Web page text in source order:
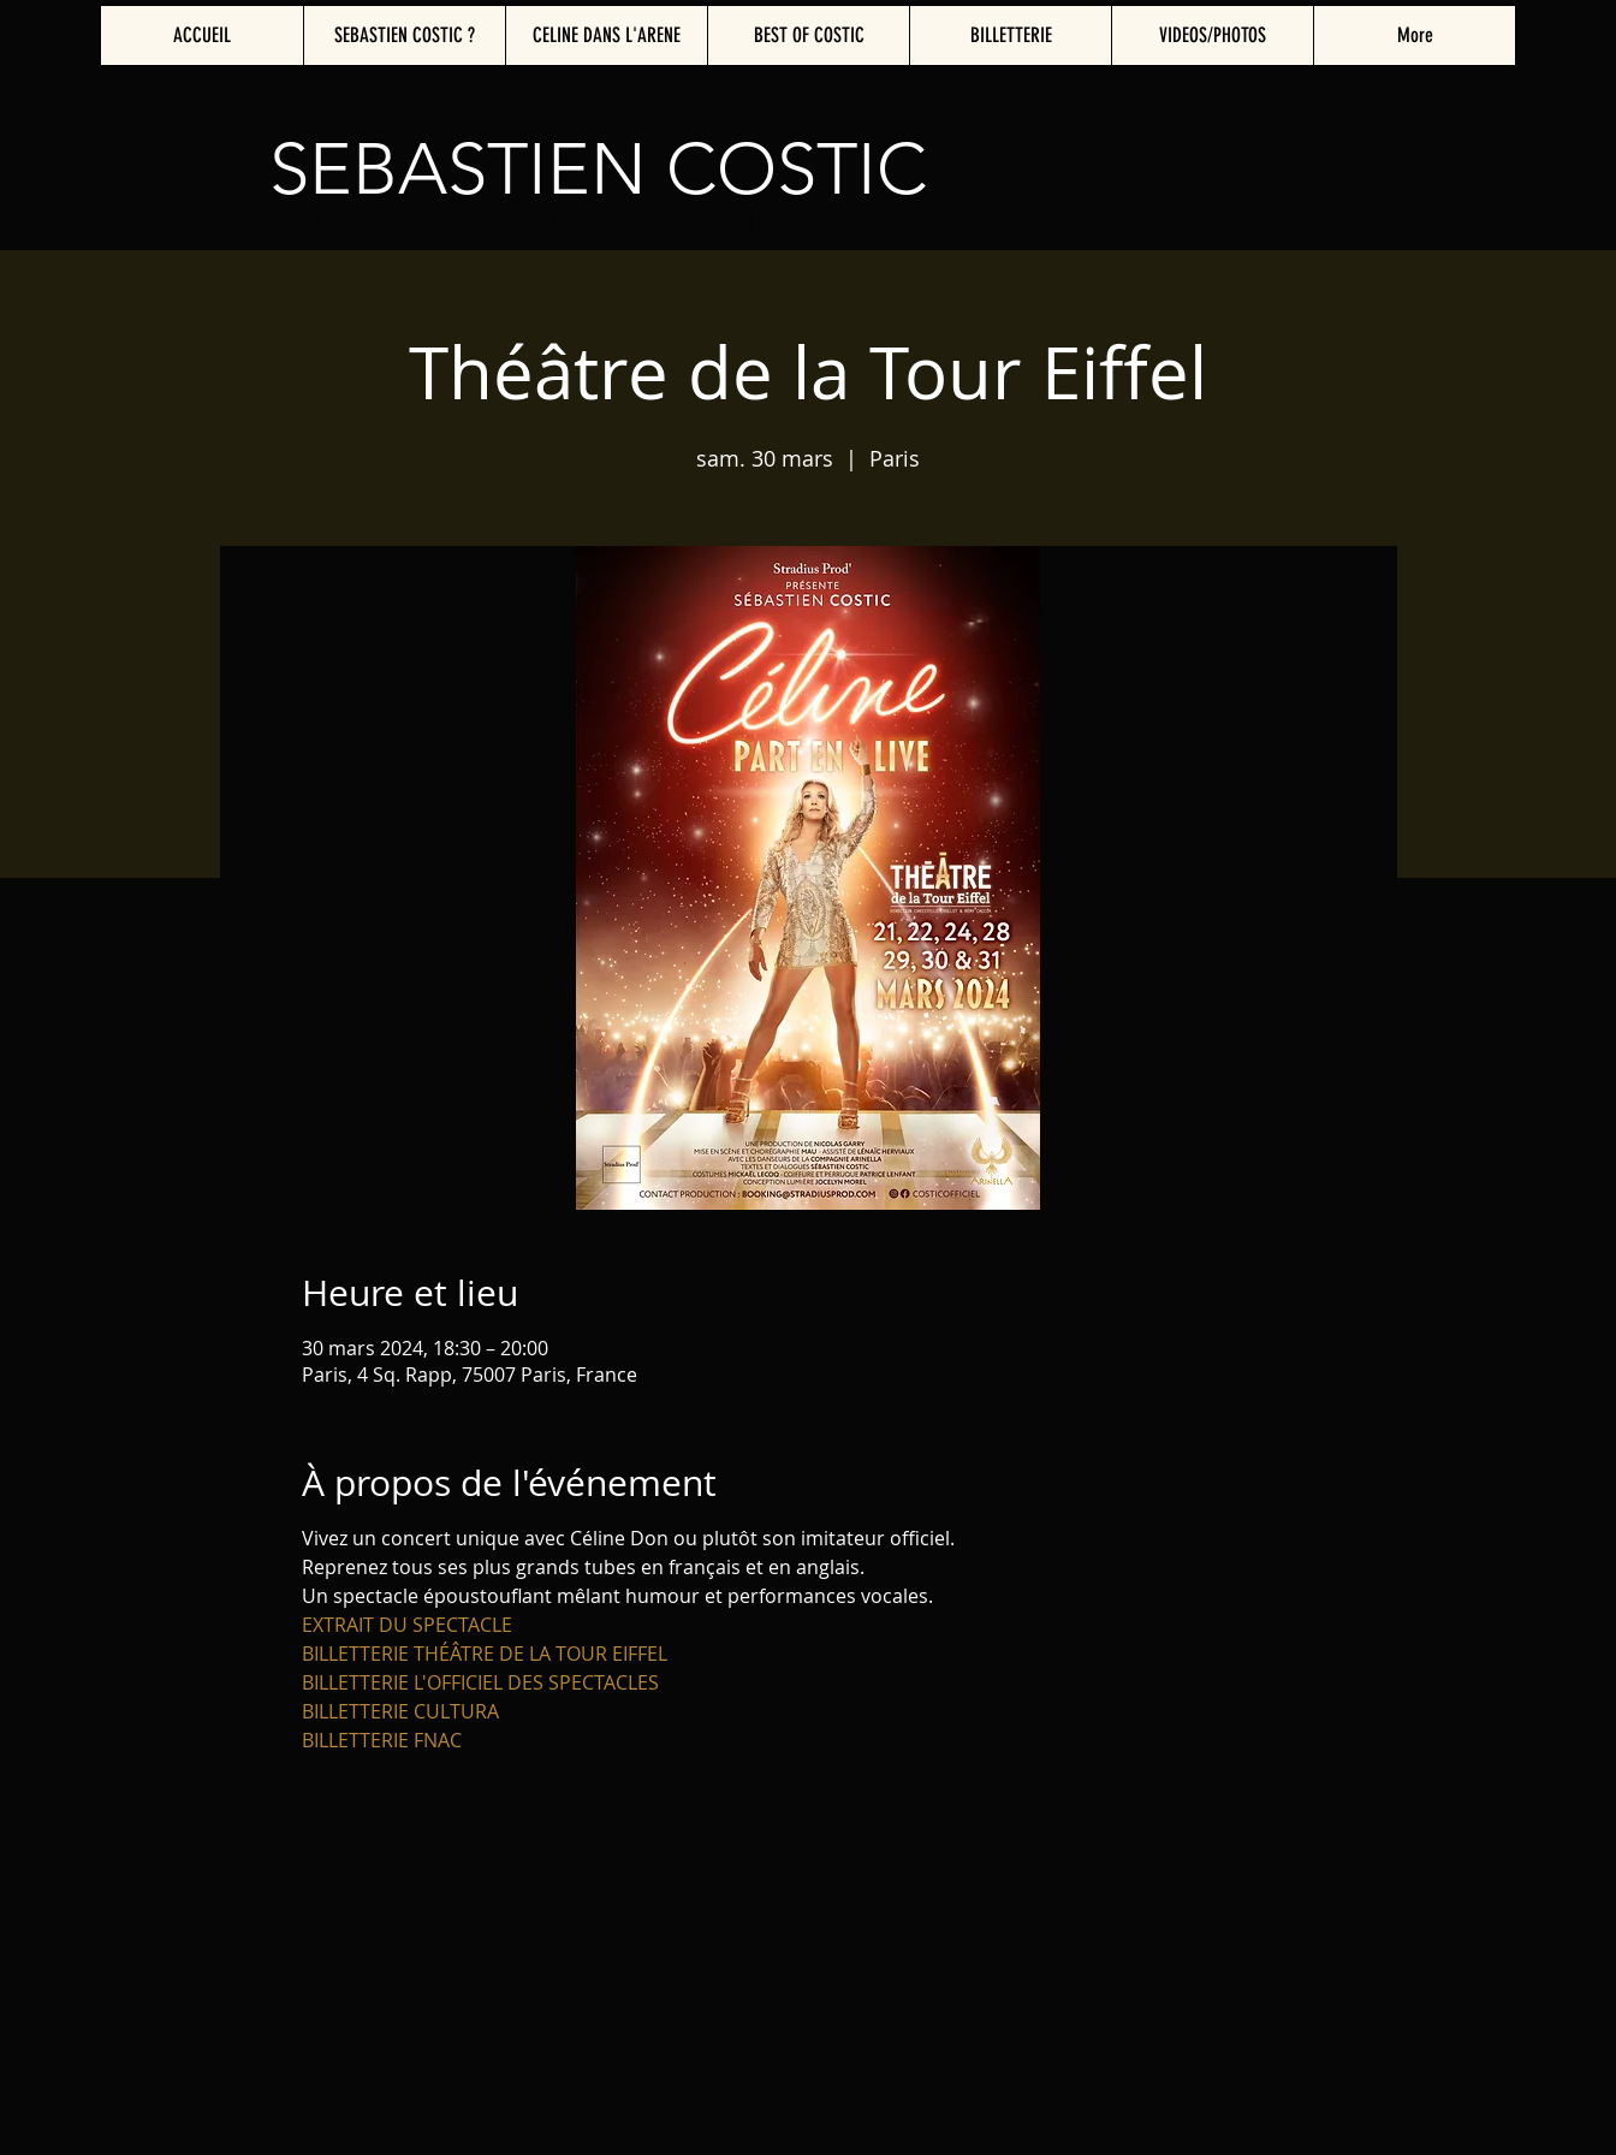
ACCUEIL SEBASTIEN COSTIC ? CELINE DANS L'ARENE BEST OF COSTIC BILLETTERIE VIDEOS/PHOTOS More
SEBASTIEN COSTIC
Théâtre de la Tour Eiffel
sam. 30 mars
  |
Paris
Heure et lieu
30 mars 2024, 18:30 – 20:00
Paris, 4 Sq. Rapp, 75007 Paris, France
À propos de l'événement
Vivez un concert unique avec Céline Don ou plutôt son imitateur officiel.
Reprenez tous ses plus grands tubes en français et en anglais.
Un spectacle époustouflant mêlant humour et performances vocales.
EXTRAIT DU SPECTACLE
BILLETTERIE THÉÂTRE DE LA TOUR EIFFEL
BILLETTERIE L'OFFICIEL DES SPECTACLES
BILLETTERIE CULTURA
BILLETTERIE FNAC